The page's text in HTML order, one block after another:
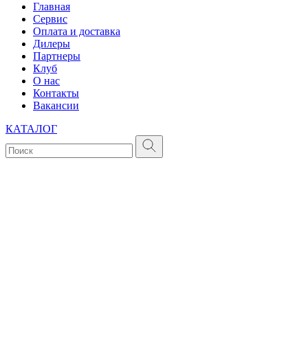
Главная
Сервис
Оплата и доставка
Дилеры
Партнеры
Клуб
О нас
Контакты
Вакансии
КАТАЛОГ